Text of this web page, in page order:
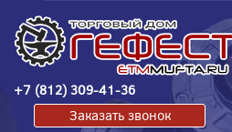
+7 (812) 309-41-36
Заказать звонок